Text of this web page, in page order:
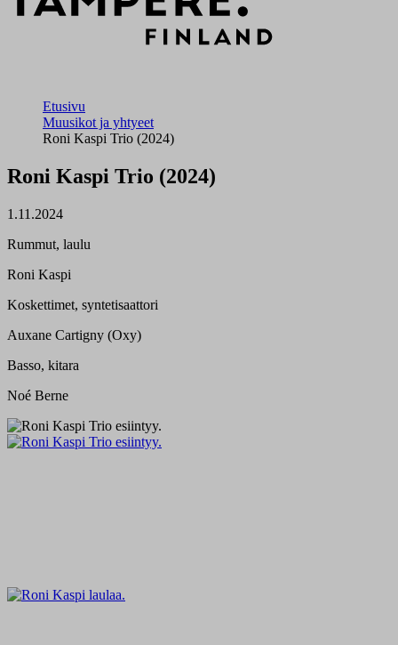
Etusivu
Muusikot ja yhtyeet
Roni Kaspi Trio (2024)
Roni Kaspi Trio (2024)
1.11.2024
Rummut, laulu
Roni Kaspi
Koskettimet, syntetisaattori
Auxane Cartigny (Oxy)
Basso, kitara
Noé Berne